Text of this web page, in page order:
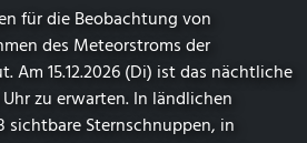
für die Beobachtung von
des Meteorstroms der
Am 15.12.2026 (Di) ist das nächtliche
zu erwarten. In ländlichen
sichtbare Sternschnuppen, in